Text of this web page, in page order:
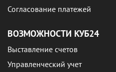
Согласование платежей
ВОЗМОЖНОСТИ КУБ24
Выставление счетов
Управленческий учет